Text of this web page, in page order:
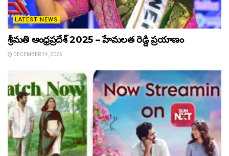
LATEST NEWS
శ్రీమతి ఆంధ్రప్రదేశ్ 2025 – హేమలత రెడ్డి ప్రయాణం
DECEMBER 14, 2025